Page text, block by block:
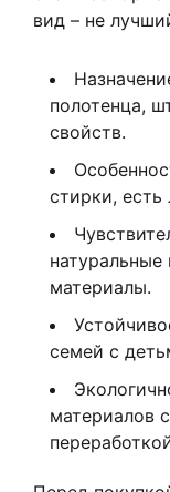
вид – не
полотенца,
свойств.
стирки, есть
натуральные
материалы.
семей с
материалов